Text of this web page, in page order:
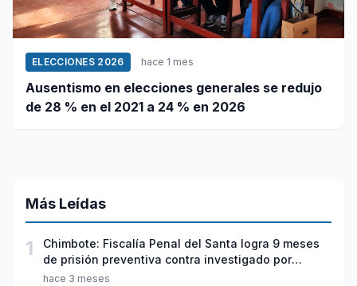
ELECCIONES 2026 hace 1 mes
Ausentismo en elecciones generales se redujo
de 28 % en el 2021 a 24 % en 2026
Más Leídas
1
Chimbote: Fiscalía Penal del Santa logra 9 meses
de prisión preventiva contra investigado por
violación sexual y tentativa de feminicidio
hace 3 meses